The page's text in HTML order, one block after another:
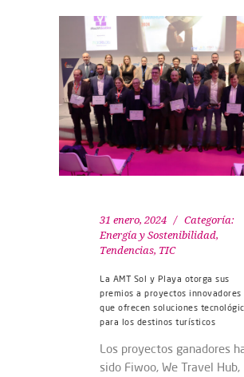
31 enero, 2024
Categoría:
Energía y Sostenibilidad,
Tendencias, TIC
La AMT Sol y Playa otorga sus
premios a proyectos innovadores
que ofrecen soluciones
para los destinos turísticos
Los proyectos ganadores
sido Fiwoo, We Travel Hub,